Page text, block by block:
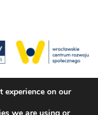
у партнерстві з
experience on our